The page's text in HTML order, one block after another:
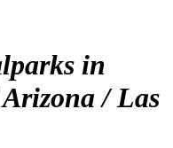
in
/ Las